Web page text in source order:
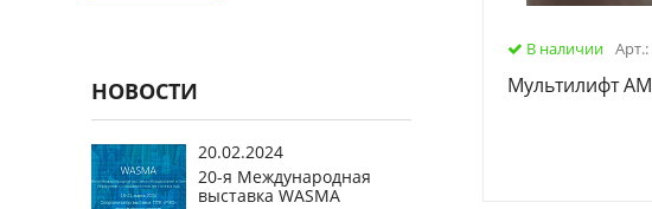
НОВОСТИ
20.02.2024
20-я Международная
выставка WASMA
В наличии
Мультилифт